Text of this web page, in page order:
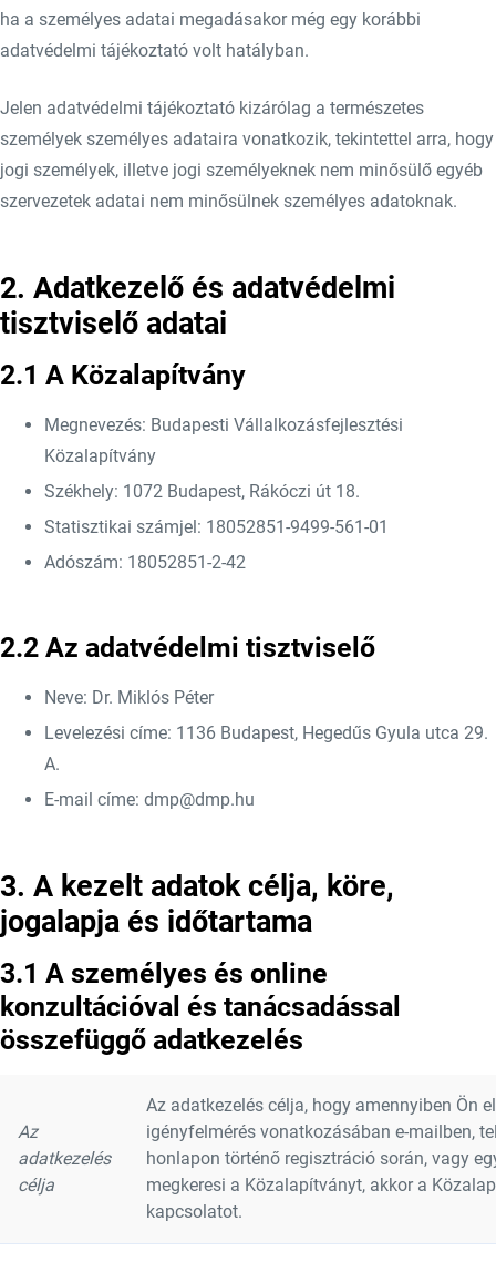
ha a személyes adatai megadásakor még egy korábbi
adatvédelmi tájékoztató volt hatályban.
Jelen adatvédelmi tájékoztató kizárólag a természetes
személyek személyes adataira vonatkozik, tekintettel arra, hogy
jogi személyek, illetve jogi személyeknek nem minősülő egyéb
szervezetek adatai nem minősülnek személyes adatoknak.
2. Adatkezelő és adatvédelmi
tisztviselő adatai
2.1 A Közalapítvány
Megnevezés: Budapesti Vállalkozásfejlesztési
Közalapítvány
Székhely: 1072 Budapest, Rákóczi út 18.
Statisztikai számjel: 18052851-9499-561-01
Adószám: 18052851-2-42
2.2 Az adatvédelmi tisztviselő
Neve: Dr. Miklós Péter
Levelezési címe: 1136 Budapest, Hegedűs Gyula utca 29.
A.
E-mail címe: dmp@dmp.hu
3. A kezelt adatok célja, köre,
jogalapja és időtartama
3.1 A személyes és online
konzultációval és tanácsadással
összefüggő adatkezelés
Az
adatkezelés
célja
Az adatkezelés célja, hogy amennyiben Ön
igényfelmérés vonatkozásában e-mailben,
honlapon történő regisztráció során, vagy
megkeresi a Közalapítványt, akkor a
kapcsolatot.